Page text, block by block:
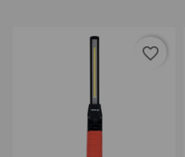
favorite_border